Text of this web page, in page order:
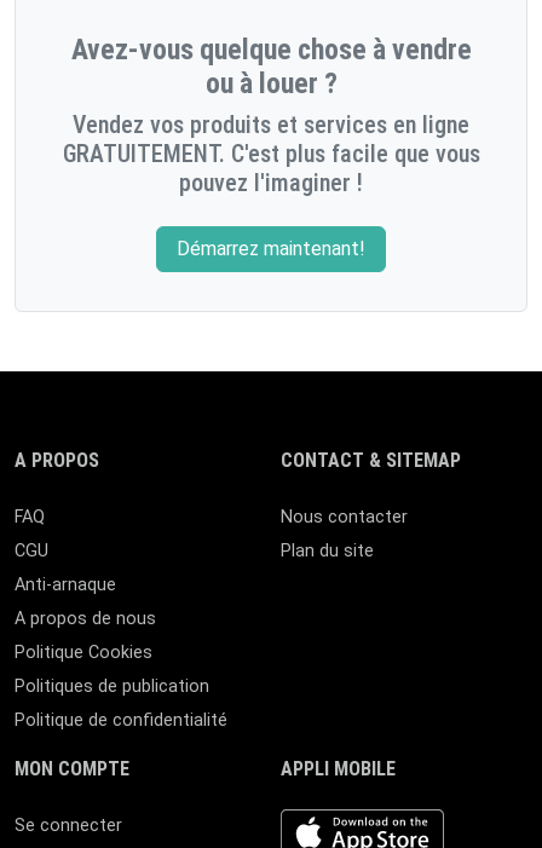
Avez-vous quelque chose à vendre
ou à louer ?
Vendez vos produits et services en ligne
GRATUITEMENT. C'est plus facile que vous
pouvez l'imaginer !
Démarrez maintenant!
A PROPOS
FAQ
CGU
Anti-arnaque
A propos de nous
Politique Cookies
Politiques de publication
Politique de confidentialité
CONTACT & SITEMAP
Nous contacter
Plan du site
MON COMPTE
Se connecter
APPLI MOBILE
iOS app